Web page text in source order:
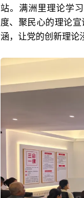
站。满洲里理论学
度、聚民心的理论
涵，让党的创新理论